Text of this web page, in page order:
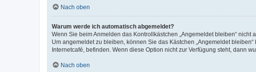
Nach oben
Warum werde ich automatisch abgemeldet?
Wenn Sie beim Anmelden das Kontrollkästchen „Angemeldet bleiben“
Um angemeldet zu bleiben, können Sie das Kästchen „Angemeldet
Internetcafé, befinden. Wenn diese Option nicht zur Verfügung steht, dann
Nach oben